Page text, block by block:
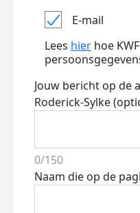
E-mail
Lees hier hoe
Jouw bericht op de
Roderick-Sylke
0/150
Naam die op de